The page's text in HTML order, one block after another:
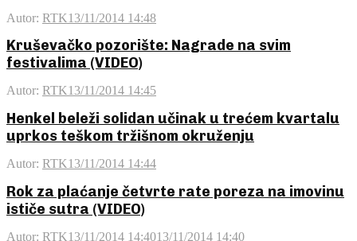
Autor: RTK13/11/2014 14:48
Kruševačko pozorište: Nagrade na svim
festivalima (VIDEO)
Autor: RTK13/11/2014 14:45
Henkel beleži solidan učinak u trećem kvartalu
uprkos teškom tržišnom okruženju
Autor: RTK13/11/2014 14:44
Rok za plaćanje četvrte rate poreza na imovinu
ističe sutra (VIDEO)
Autor: RTK13/11/2014 14:4013/11/2014 14:40